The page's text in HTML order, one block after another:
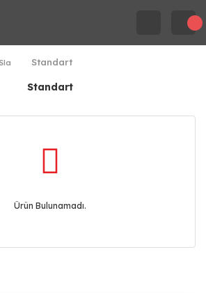
Standart
Standart
Ürün Bulunamadı.